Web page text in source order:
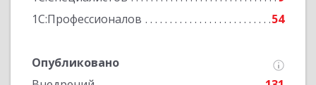
1С:Профессионалов
54
Опубликовано